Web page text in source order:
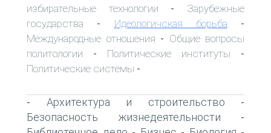
избирательные технологии - Зарубежные
государства - Идеологичская борьба -
Международные отношения - Общие вопросы
политологии - Политические институты -
Политические системы -
- Архитектура и строительство -
Безопасность жизнедеятельности -